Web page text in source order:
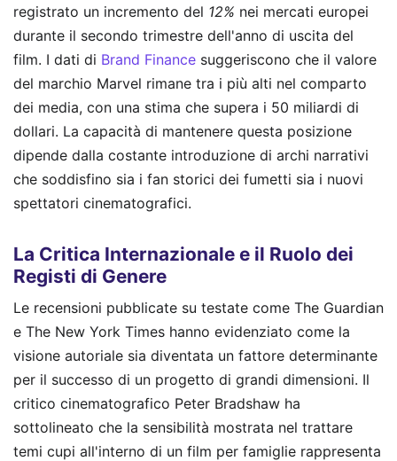
registrato un incremento del 12% nei mercati europei
durante il secondo trimestre dell'anno di uscita del
film. I dati di Brand Finance suggeriscono che il valore
del marchio Marvel rimane tra i più alti nel comparto
dei media, con una stima che supera i 50 miliardi di
dollari. La capacità di mantenere questa posizione
dipende dalla costante introduzione di archi narrativi
che soddisfino sia i fan storici dei fumetti sia i nuovi
spettatori cinematografici.
La Critica Internazionale e il Ruolo dei
Registi di Genere
Le recensioni pubblicate su testate come The Guardian
e The New York Times hanno evidenziato come la
visione autoriale sia diventata un fattore determinante
per il successo di un progetto di grandi dimensioni. Il
critico cinematografico Peter Bradshaw ha
sottolineato che la sensibilità mostrata nel trattare
temi cupi all'interno di un film per famiglie rappresenta